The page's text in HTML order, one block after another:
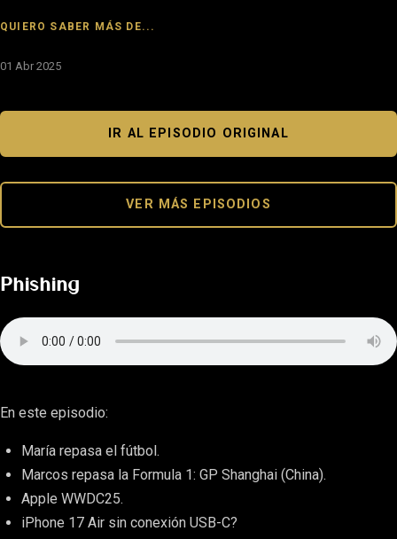
QUIERO SABER MÁS DE...
01 Abr 2025
IR AL EPISODIO ORIGINAL
VER MÁS EPISODIOS
Phishing
En este episodio:
María repasa el fútbol.
Marcos repasa la Formula 1: GP Shanghai (China).
Apple WWDC25.
iPhone 17 Air sin conexión USB-C?